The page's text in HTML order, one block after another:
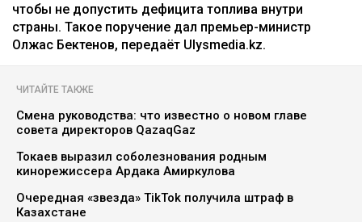
чтобы не допустить дефицита топлива внутри
страны. Такое поручение дал премьер-министр
Олжас Бектенов, передаёт Ulysmedia.kz.
ЧИТАЙТЕ ТАКЖЕ
Смена руководства: что известно о новом главе
совета директоров QazaqGaz
Токаев выразил соболезнования родным
кинорежиссера Ардака Амиркулова
Очередная «звезда» TikTok получила штраф в
Казахстане